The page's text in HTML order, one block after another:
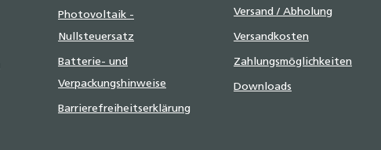
Photovoltaik -
Nullsteuersatz
Batterie- und
Verpackungshinweise
Barrierefreiheitserklärung
Versand / Abholung
Versandkosten
Zahlungsmöglichkeiten
Downloads